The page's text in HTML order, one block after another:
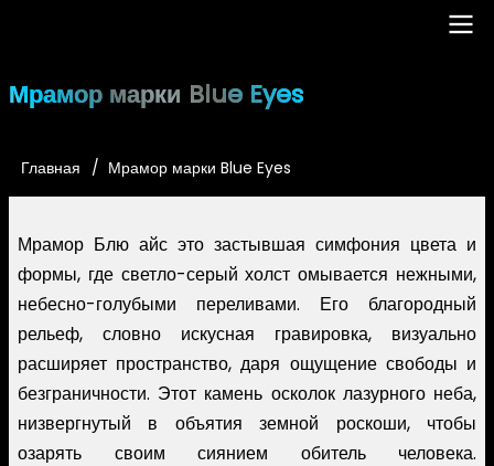
содержанию
Main
Мрамор марки Blue Eyes
Строка
Главная Мрамор марки Blue Eyes
Мрамор Блю айс это застывшая симфония цвета и
формы, где светло-серый холст омывается нежными,
небесно-голубыми переливами. Его благородный
рельеф, словно искусная гравировка, визуально
расширяет пространство, даря ощущение свободы и
безграничности. Этот камень осколок лазурного неба,
низвергнутый в объятия земной роскоши, чтобы
озарять своим сиянием обитель человека.